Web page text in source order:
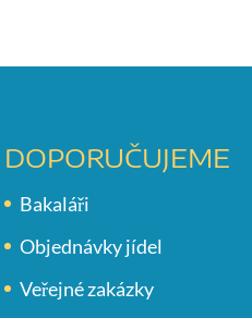
DOPORUČUJEME
Bakaláři
Objednávky jídel
Veřejné zakázky